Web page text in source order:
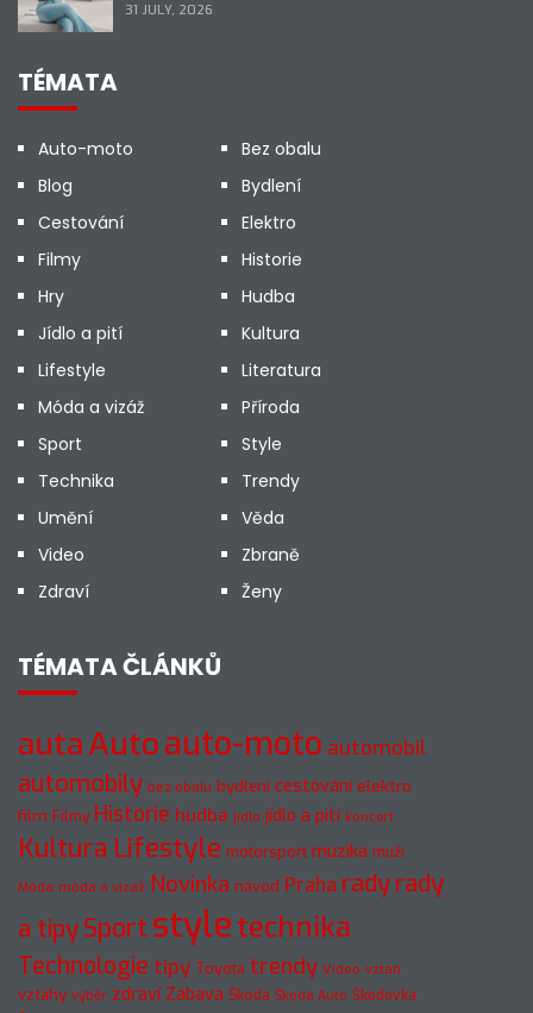
31 JULY, 2026
TÉMATA
Auto-moto
Bez obalu
Blog
Bydlení
Cestování
Elektro
Filmy
Historie
Hry
Hudba
Jídlo a pití
Kultura
Lifestyle
Literatura
Móda a vizáž
Příroda
Sport
Style
Technika
Trendy
Umění
Věda
Video
Zbraně
Zdraví
Ženy
TÉMATA ČLÁNKŮ
autaAutoauto-moto automobil
automobily bez obalu bydlení cestování elektro
film Filmy Historie hudba jídlo jídlo a pití koncert
Kultura Lifestyle motorsport muzika muži
Móda móda a vizáž Novinka návod Praha radyrady
a tipySport styletechnika
Technologie tipy Toyota trendy Video vztah
vztahy výběr zdraví Zábava Škoda Škoda Auto Škodovka